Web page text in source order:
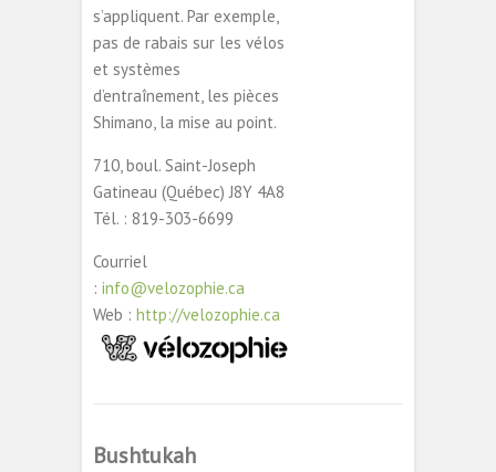
s’appliquent. Par exemple,
pas de rabais sur les vélos
et systèmes
d’entraînement, les pièces
Shimano, la mise au point.
710, boul. Saint-Joseph
Gatineau (Québec) J8Y 4A8
Tél. : 819-303-6699
Courriel
: info@velozophie.ca
Web : http://velozophie.ca
Bushtukah